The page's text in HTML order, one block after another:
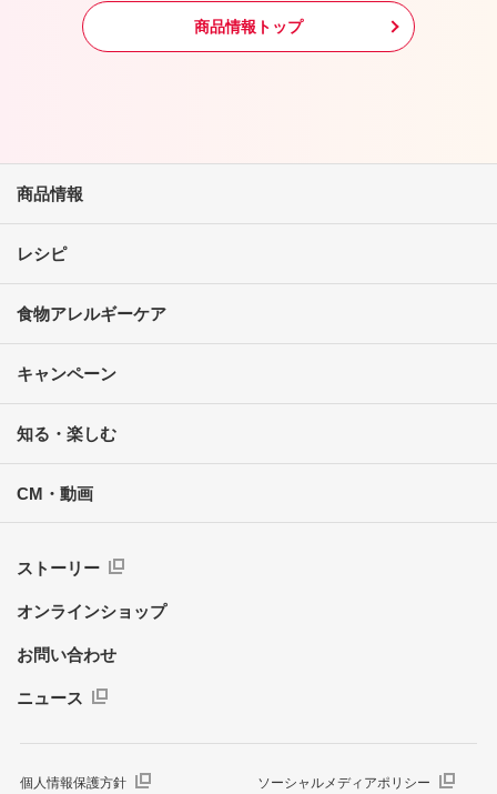
商品情報トップ
商品情報
レシピ
食物アレルギーケア
キャンペーン
知る・楽しむ
CM・動画
ストーリー
オンラインショップ
お問い合わせ
ニュース
個人情報保護方針 ソーシャルメディアポリシー